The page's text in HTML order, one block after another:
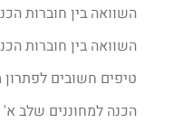
השוואה בין חוברות
השוואה בין חוברות
טיפים חשובים לפתרון
הכנה למחוננים שלב א'